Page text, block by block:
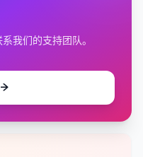
我们的支持团队。